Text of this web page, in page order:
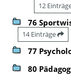
12
76
14 Einträge
77
80